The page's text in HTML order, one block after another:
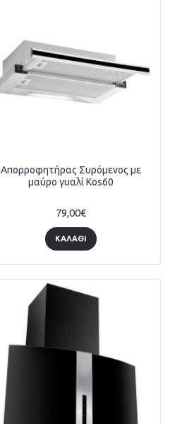
Απορροφητήρας Συρόμενος με
μαύρο γυαλί Kos60
79,00€
ΚΑΛΆΘΙ